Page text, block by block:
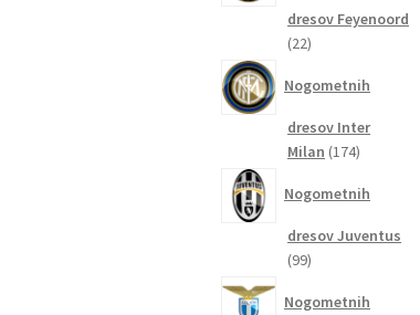
dresov Feyenoord
2222
Nogometnih
dresov Inter
Milan 174174
Nogometnih
dresov Juventus
9999
Nogometnih